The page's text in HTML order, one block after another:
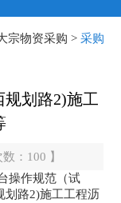
宗物资采购 > 采购
划路2)施工
： 100 】
操作规范（试
划路2)施工工程沥